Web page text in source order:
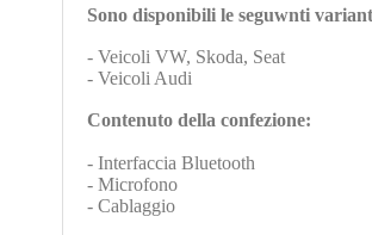
Sono disponibili le seguwnti
- Veicoli VW, Skoda, Seat
- Veicoli Audi
Contenuto della confezione:
- Interfaccia Bluetooth
- Microfono
- Cablaggio